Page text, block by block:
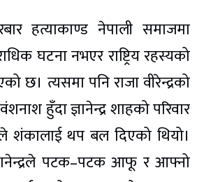
हत्याकाण्ड नेपाली समाजमा
घटना नभएर राष्ट्रिय रहस्यको
छ। त्यसमा पनि राजा वीरेन्द्रको
हुँदा ज्ञानेन्द्र शाहको परिवार
शंकालाई थप बल दिएको थियो।
पटक–पटक आफू र आफ्नो